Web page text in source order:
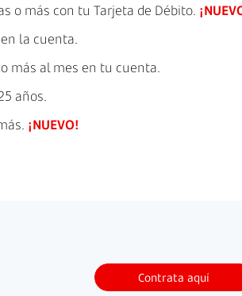
o más con tu Tarjeta de Débito.
la cuenta.
más al mes en tu cuenta.
años.
¡NUEVO!
Contrata aquí